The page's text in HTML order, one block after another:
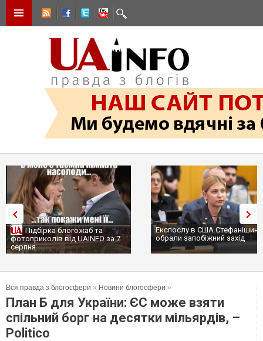
Підбірка блогожаб та
фотоприколів від UAINFO за 7
серпня
Експослу в США Стефанішиній
обрали запобіжний захід
Вся правда з блогосфери » Новини блогосфери »
План Б для України: ЄС може взяти
спільний борг на десятки мільярдів, –
Politico